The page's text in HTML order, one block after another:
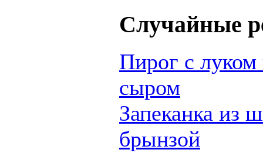
Случайные
Пирог с
сыром
Запеканка из
брынзой